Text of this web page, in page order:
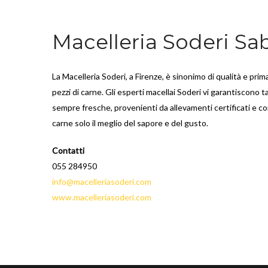
Macelleria Soderi
La Macelleria Soderi, a Firenze, è sinonimo di qualità e
pezzi di carne. Gli esperti macellai Soderi vi garantiscono
sempre fresche, provenienti da allevamenti certificati e
carne solo il meglio del sapore e del gusto.
Contatti
055 284950
info@macelleriasoderi.com
www.macelleriasoderi.com